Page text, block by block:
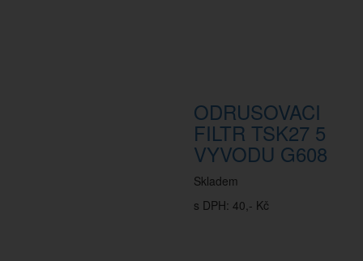
ODRUSOVACI
FILTR TSK27 5
VYVODU G608
Skladem
s DPH: 40,- Kč